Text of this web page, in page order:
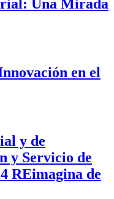
Una Mirada
en el
y de
y Servicio de
REimagina de